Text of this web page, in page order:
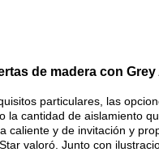
de madera con
particulares, las
cantidad de aislamiento
y de invitación y
valoró. Junto con